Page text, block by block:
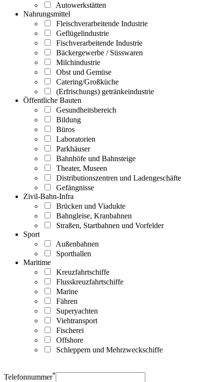
Autowerkstätten
Nahrungsmittel
Fleischverarbeitende Industrie
Geflügelindustrie
Fischverarbeitende Industrie
Bäckergewerbe / Süsswaren
Milchindustrie
Obst und Gemüse
Catering/Großküche
(Erfrischungs) getränkeindustrie
Öffentliche Bauten
Gesundheitsbereich
Bildung
Büros
Laboratorien
Parkhäuser
Bahnhöfe und Bahnsteige
Theater, Museen
Distributionszentren und Ladengeschäfte
Gefängnisse
Zivil-Bahn-Infra
Brücken und Viadukte
Bahngleise, Kranbahnen
Straßen, Startbahnen und Vorfelder
Sport
Außenbahnen
Sporthallen
Maritime
Kreuzfahrtschiffe
Flusskreuzfahrtschiffe
Marine
Fähren
Superyachten
Viehtransport
Fischerei
Offshore
Schleppern und Mehrzweckschiffe
Telefonnummer*